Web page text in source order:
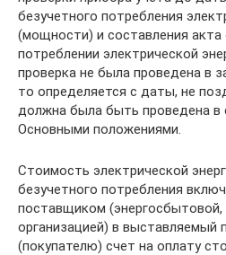
безучетного потребления
(мощности) и составления акта
потреблении электрической
проверка не была проведена в
то определяется с даты, не
должна была быть проведена в
Основными положениями.
Стоимость электрической
безучетного потребления
поставщиком
организацией) в выставляемый
(покупателю) счет на оплату